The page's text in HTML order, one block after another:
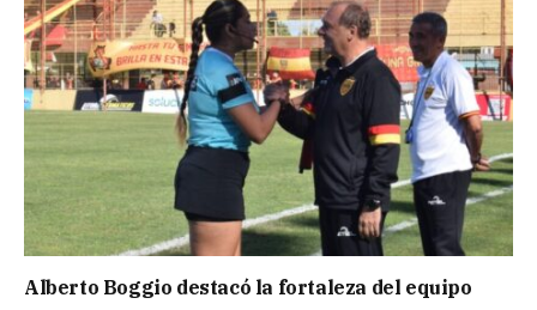
Alberto Boggio destacó la fortaleza del equipo